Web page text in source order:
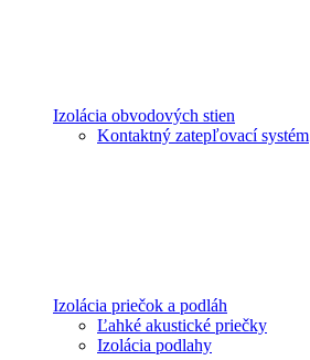
Izolácia obvodových stien
Kontaktný zatepľovací systém
Izolácia priečok a podláh
Ľahké akustické priečky
Izolácia podlahy